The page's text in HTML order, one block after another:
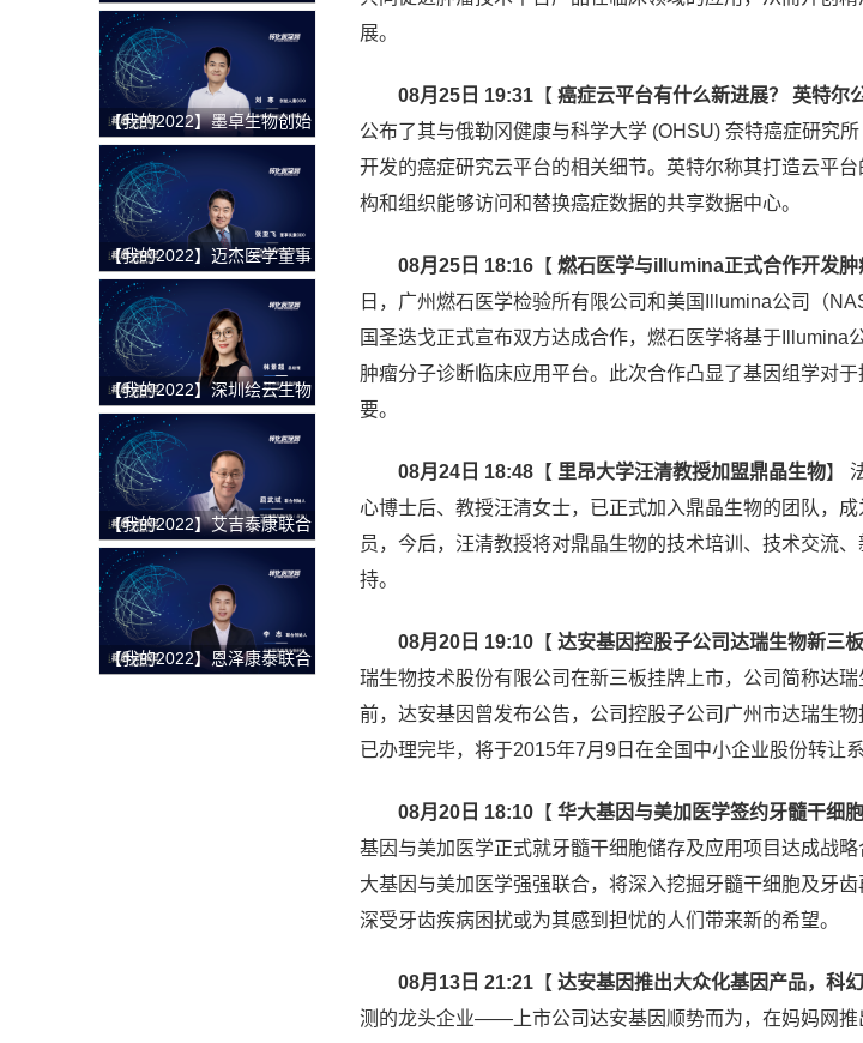
人焦磊：降低使用成本和难
度，推动全景病理技术在中
国的临床转化落地
【我的2022】墨卓生物创始
人兼COO刘寒：日日精进，
久久为功，把一个好的单细
胞中国解决方案带给客户
【我的2022】迈杰医学董事
长兼首席执行官张亚飞：数
智化赋能商业模式转型，为
客户提供更优质的伴随诊断
整体解决方案
【我的2022】深圳绘云生物
总经理林景超：专注慢病早
筛类临床质谱检测产品，从
临床痛点出发，为临床医学
检验解决更多难题
【我的2022】艾吉泰康联合
创始人屈武斌：对技术精雕
细琢，以客户应用场景为核
心，用特色服务提供基因捕
获整体解决方案
【我的2022】恩泽康泰联合
展。
08月25日 19:31 【 癌症云平台有什么新进展？ 英特尔
公布了其与俄勒冈健康与科学大学 (OHSU) 奈特癌症研究
开发的癌症研究云平台的相关细节。英特尔称其打造云平
构和组织能够访问和替换癌症数据的共享数据中心。
08月25日 18:16 【 燃石医学与illumina正式合作开发肿
日，广州燃石医学检验所有限公司和美国Illumina公司（
国圣迭戈正式宣布双方达成合作，燃石医学将基于Illumina
肿瘤分子诊断临床应用平台。此次合作凸显了基因组学对
要。
08月24日 18:48 【 里昂大学汪清教授加盟鼎晶生物】
心博士后、教授汪清女士，已正式加入鼎晶生物的团队，
员，今后，汪清教授将对鼎晶生物的技术培训、技术交流
持。
08月20日 19:10 【 达安基因控股子公司达瑞生物新三
瑞生物技术股份有限公司在新三板挂牌上市，公司简称达
前，达安基因曾发布公告，公司控股子公司广州市达瑞生
已办理完毕，将于2015年7月9日在全国中小企业股份转让
08月20日 18:10 【 华大基因与美加医学签约牙髓干细
基因与美加医学正式就牙髓干细胞储存及应用项目达成战
大基因与美加医学强强联合，将深入挖掘牙髓干细胞及牙
深受牙齿疾病困扰或为其感到担忧的人们带来新的希望。
08月13日 21:21 【 达安基因推出大众化基因产品，科
测的龙头企业——上市公司达安基因顺势而为，在妈妈网